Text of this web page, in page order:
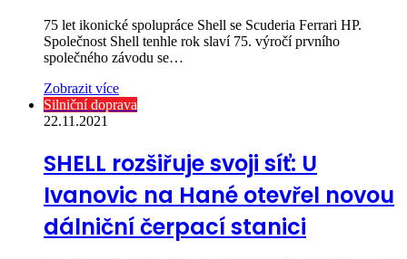
75 let ikonické spolupráce Shell se Scuderia Ferrari HP.
Společnost Shell tenhle rok slaví 75. výročí prvního
společného závodu se…
Zobrazit více
Silniční doprava
22.11.2021
SHELL rozšiřuje svoji síť: U
Ivanovic na Hané otevřel novou
dálniční čerpací stanici